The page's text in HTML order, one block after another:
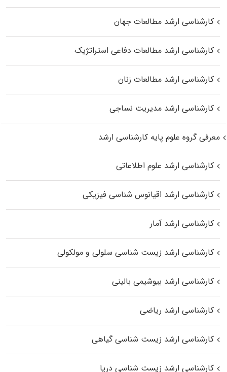
کارشناسی ارشد مطالعات جهان
کارشناسی ارشد مطالعات دفاعی استراتژیک
کارشناسی ارشد مطالعات زنان
کارشناسی ارشد مدیریت نساجی
معرفی گروه علوم پایه کارشناسی ارشد
کارشناسی ارشد علوم اطلاعاتی
کارشناسی ارشد اقیانوس‌ شناسی فیزیکی
کارشناسی ارشد آمار
کارشناسی ارشد زیست شناسی سلولی و مولکولی
کارشناسی ارشد بیوشیمی بالینی
کارشناسی ارشد ریاضی
کارشناسی ارشد زیست‌ شناسی گیاهی
کارشناسی ارشد زیست‌ شناسی دریا